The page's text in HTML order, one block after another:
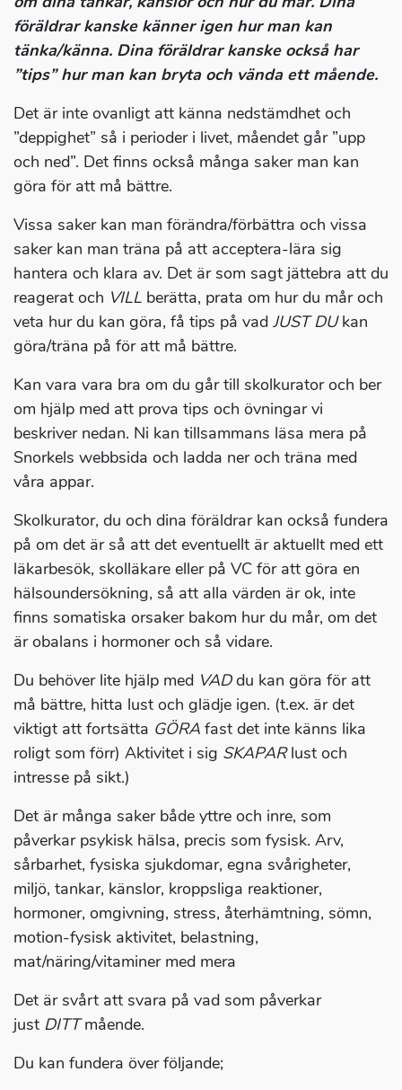
föräldrar kanske känner igen hur man kan
tänka/känna. Dina föräldrar kanske också har
”tips” hur man kan bryta och vända ett mående.
Det är inte ovanligt att känna nedstämdhet och
”deppighet” så i perioder i livet, måendet går ”upp
och ned”. Det finns också många saker man kan
göra för att må bättre.
Vissa saker kan man förändra/förbättra och vissa
saker kan man träna på att acceptera-lära sig
hantera och klara av. Det är som sagt jättebra att du
reagerat och VILL berätta, prata om hur du mår och
veta hur du kan göra, få tips på vad JUST DUkan
göra/träna på för att må bättre.
Kan vara vara bra om du går till skolkurator och ber
om hjälp med att prova tips och övningar vi
beskriver nedan. Ni kan tillsammans läsa mera på
Snorkels webbsida och ladda ner och träna med
våra appar.
Skolkurator, du och dina föräldrar kan också fundera
på om det är så att det eventuellt är aktuellt med ett
läkarbesök, skolläkare eller på VC för att göra en
hälsoundersökning, så att alla värden är ok, inte
finns somatiska orsaker bakom hur du mår, om det
är obalans i hormoner och så vidare.
Du behöver lite hjälp med VADdu kan göra för att
må bättre, hitta lust och glädje igen. (t.ex. är det
viktigt att fortsätta GÖRA fast det inte känns lika
roligt som förr) Aktivitet i sig SKAPARlust och
intresse på sikt.)
Det är många saker både yttre och inre, som
påverkar psykisk hälsa, precis som fysisk. Arv,
sårbarhet, fysiska sjukdomar, egna svårigheter,
miljö, tankar, känslor, kroppsliga reaktioner,
hormoner, omgivning, stress, återhämtning, sömn,
motion-fysisk aktivitet, belastning,
mat/näring/vitaminer med mera
Det är svårt att svara på vad som påverkar
just DITTmående.
Du kan fundera över följande;